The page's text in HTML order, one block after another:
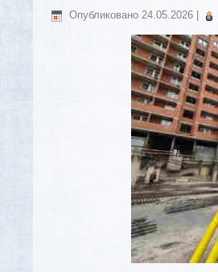
Опубликовано 24.05.2026